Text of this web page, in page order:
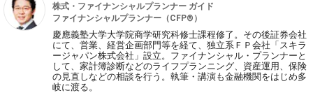
株式・ファイナンシャルプランナー ガイド
ファイナンシャルプランナー（CFP®）
慶應義塾大学大学院商学研究科修士課程修了。その後証券会社
にて、営業、経営企画部門等を経て、独立系ＦＰ会社「スキラ
ージャパン株式会社」設立。ファイナンシャル・プランナーと
して、家計簿診断などのライフプランニング、資産運用、保険
の見直しなどの相談を行う。執筆・講演も金融機関をはじめ多
岐に渡る。